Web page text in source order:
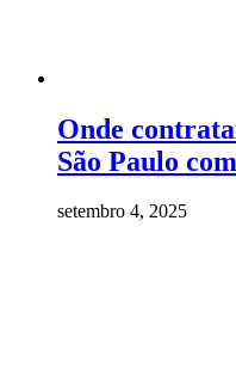
Onde
São Paulo
setembro 4, 2025